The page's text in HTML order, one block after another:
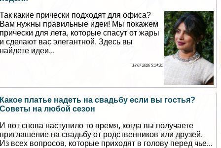
Так какие прически подходят для офиса?
Вам нужны правильные идеи! Мы покажем
прически для лета, которые спасут от жары
и сделают вас элегантной. Здесь вы
найдете идеи...
13 07 2026 5:14:31
Какое платье надеть на свадьбу если вы гостья?
Советы на любой сезон
И вот снова наступило то время, когда вы получаете
приглашение на свадьбу от родственников или друзей.
Из всех вопросов, которые приходят в голову перед чье...